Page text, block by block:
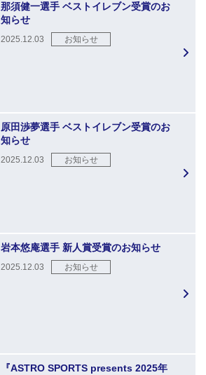
那須健一選手 ベストイレブン受賞のお
知らせ
2025.12.03 お知らせ
原田渉夢選手 ベストイレブン受賞のお
知らせ
2025.12.03 お知らせ
岩本悠庵選手 新人賞受賞のお知らせ
2025.12.03 お知らせ
『ASTRO SPORTS presents 2025年